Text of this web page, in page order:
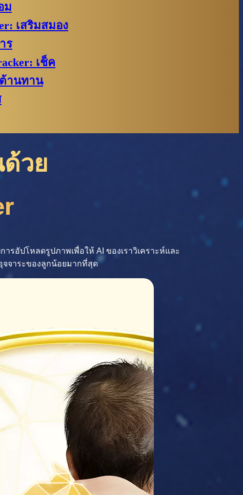
ม
เสริมสมอง
ร
เช็ค
านทาน
วย
รอัปโหลดรูปภาพเพื่อให้ AI ของเราวิเคราะห์และ
จจาระของลูกน้อยมากที่สุด